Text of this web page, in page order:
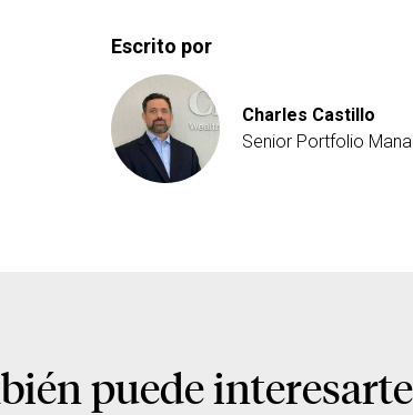
Escrito por
Charles Castillo
Senior Portfolio
puede interesarte